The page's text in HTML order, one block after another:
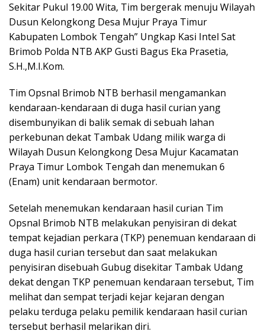
Sekitar Pukul 19.00 Wita, Tim bergerak menuju Wilayah
Dusun Kelongkong Desa Mujur Praya Timur
Kabupaten Lombok Tengah” Ungkap Kasi Intel Sat
Brimob Polda NTB AKP Gusti Bagus Eka Prasetia,
S.H.,M.I.Kom.
Tim Opsnal Brimob NTB berhasil mengamankan
kendaraan-kendaraan di duga hasil curian yang
disembunyikan di balik semak di sebuah lahan
perkebunan dekat Tambak Udang milik warga di
Wilayah Dusun Kelongkong Desa Mujur Kacamatan
Praya Timur Lombok Tengah dan menemukan 6
(Enam) unit kendaraan bermotor.
Setelah menemukan kendaraan hasil curian Tim
Opsnal Brimob NTB melakukan penyisiran di dekat
tempat kejadian perkara (TKP) penemuan kendaraan di
duga hasil curian tersebut dan saat melakukan
penyisiran disebuah Gubug disekitar Tambak Udang
dekat dengan TKP penemuan kendaraan tersebut, Tim
melihat dan sempat terjadi kejar kejaran dengan
pelaku terduga pelaku pemilik kendaraan hasil curian
tersebut berhasil melarikan diri.